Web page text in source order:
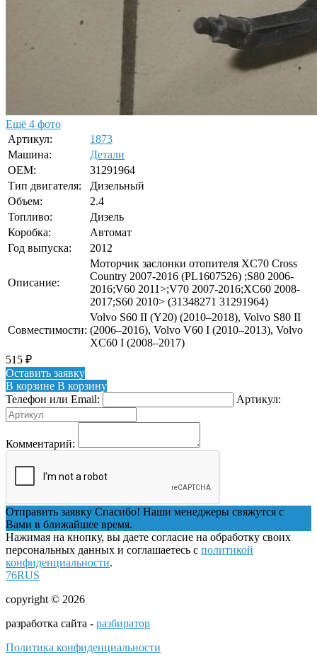
Ещё 4 фото
Артикул:
1873
Машина:
Детали
OEM:
31291964
Тип двигателя:
Дизельный
Объем:
2.4
Топливо:
Дизель
Коробка:
Автомат
Год выпуска:
2012
Описание:
Моторчик заслонки отопителя XC70 Cross
Country 2007-2016 (PL1607526) ;S80 2006-
2016;V60 2011>;V70 2007-2016;XC60 2008-
2017;S60 2010> (31348271 31291964)
Совместимости:
Volvo S60 II (Y20) (2010–2018), Volvo S80 II
(2006–2016), Volvo V60 I (2010–2013), Volvo
XC60 I (2008–2017)
515 ₽
Оставить заявку
В корзине В корзину
Телефон или Email:
Артикул:
Комментарий:
Отправить заявку Спасибо! Наши менеджеры свяжутся с
Вами в ближайшее время.
Нажимая на кнопку, вы даете согласие на обработку своих
персональных данных и соглашаетесь с политикой
конфиденциальности.
76RUS
copyright © 2026
разработка сайта - разбиратор
Политика конфиденциальности